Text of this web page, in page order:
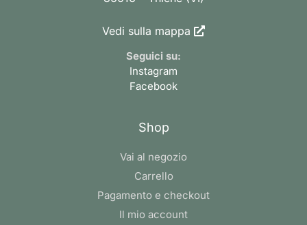
Vedi sulla mappa
Seguici su:
Instagram
Facebook
Shop
Vai al negozio
Carrello
Pagamento e checkout
Il mio account